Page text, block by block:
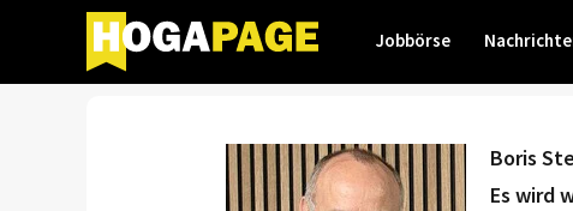
Jobbörse
Boris
Es wird